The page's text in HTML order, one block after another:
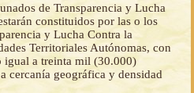
de Transparencia y Lucha
constituidos por las o los
y Lucha Contra la
Territoriales Autónomas, con
igual a treinta mil (30.000)
cercanía geográfica y densidad